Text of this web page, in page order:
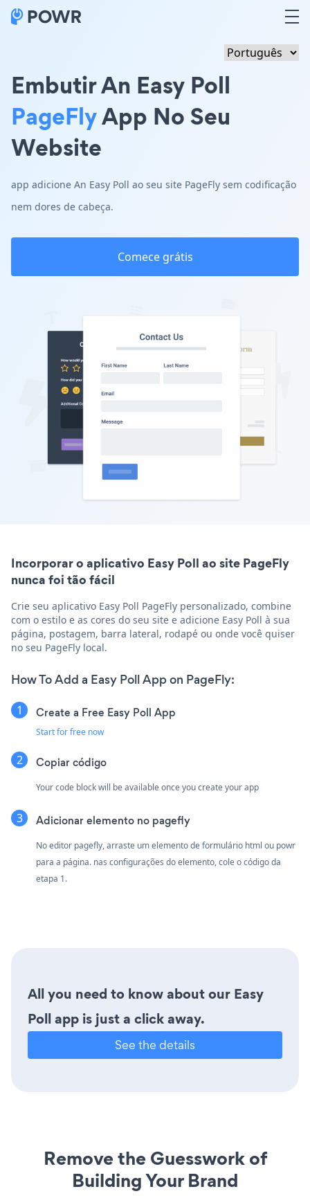
Embutir An Easy Poll
PageFlyApp No Seu
Website
app adicione An Easy Poll ao seu site PageFly sem codificação
nem dores de cabeça.
Comece grátis
Incorporar o aplicativo Easy Poll ao site PageFly
nunca foi tão fácil
Crie seu aplicativo Easy Poll PageFly personalizado, combine
com o estilo e as cores do seu site e adicione Easy Poll à sua
página, postagem, barra lateral, rodapé ou onde você quiser
no seu PageFly local.
How To Add a Easy Poll App on PageFly:
Create a Free Easy Poll App
Start for free now
Copiar código
Your code block will be available once you create your app
Adicionar elemento no pagefly
No editor pagefly, arraste um elemento de formulário html ou powr
para a página. nas configurações do elemento, cole o código da
etapa 1.
All you need to know about our Easy
Poll app is just a click away.
See the details
Remove the Guesswork of
Building Your Brand